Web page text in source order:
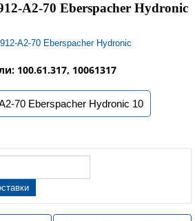
A2-70 Eberspacher Hydronic
100.61.317, 10061317
70 Eberspacher Hydronic 10